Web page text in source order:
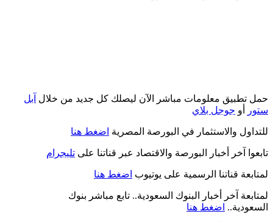
حمل تطبيق معلومات مباشر الآن ليصلك كل جديد من خلال آبل
ستور
أو جوجل بلاي
للتداول والاستثمار في البورصة المصرية اضغط هنا
تابعوا آخر أخبار البورصة والاقتصاد عبر قناتنا على تليجرام
لمتابعة قناتنا الرسمية على يوتيوب اضغط هنا
لمتابعة آخر أخبار البنوك السعودية.. تابع مباشر بنوك
السعودية.. اضغط هنا